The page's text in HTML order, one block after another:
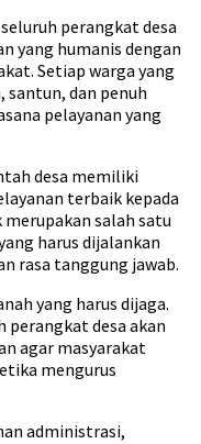
perangkat desa
yang humanis dengan
Setiap warga yang
santun, dan penuh
pelayanan yang
desa memiliki
terbaik kepada
salah satu
harus dijalankan
rasa tanggung jawab.
yang harus dijaga.
perangkat desa akan
agar masyarakat
mengurus
administrasi,